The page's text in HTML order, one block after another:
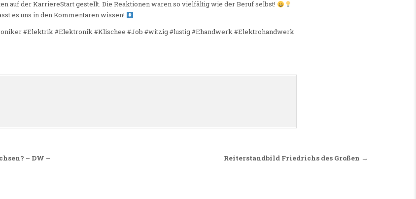
auf der KarriereStart gestellt. Die Reaktionen waren so vielfältig wie der Beruf selbst!
es uns in den Kommentaren wissen!
#Elektrik #Elektronik #Klischee #Job #witzig #lustig #Ehandwerk #Elektrohandwerk
Reiterstandbild Friedrichs des Großen →
– DW –